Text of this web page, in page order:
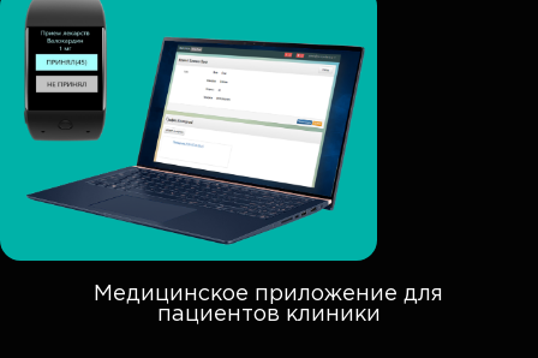
Медицинское приложение для
пациентов клиники